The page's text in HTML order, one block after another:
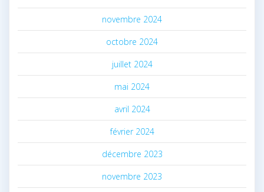
novembre 2024
octobre 2024
juillet 2024
mai 2024
avril 2024
février 2024
décembre 2023
novembre 2023